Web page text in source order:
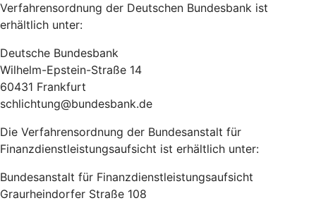
Verfahrensordnung der Deutschen Bundesbank ist
erhältlich unter:
Deutsche Bundesbank
Wilhelm-Epstein-Straße 14
60431 Frankfurt
schlichtung@bundesbank.de
Die Verfahrensordnung der Bundesanstalt für
Finanzdienstleistungsaufsicht ist erhältlich unter:
Bundesanstalt für Finanzdienstleistungsaufsicht
Graurheindorfer Straße 108